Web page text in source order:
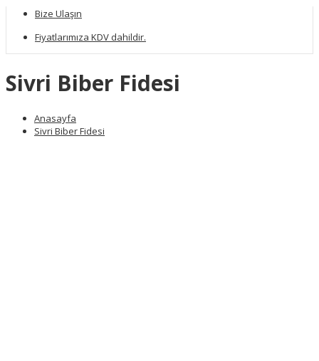
Bize Ulaşın
Fiyatlarımıza KDV dahildir.
Sivri Biber Fidesi
Anasayfa
Sivri Biber Fidesi